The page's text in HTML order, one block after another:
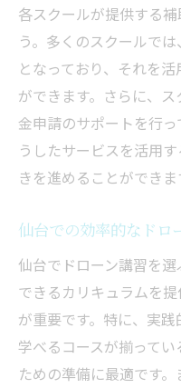
各スクールが提供する
う。多くのスクールで
となっており、それを
ができます。さらに、
金申請のサポートを行
うしたサービスを活用
きを進めることができま
仙台での効率的なドロ
仙台でドローン講習を
できるカリキュラムを
が重要です。特に、実
学べるコースが揃って
ための準備に最適です